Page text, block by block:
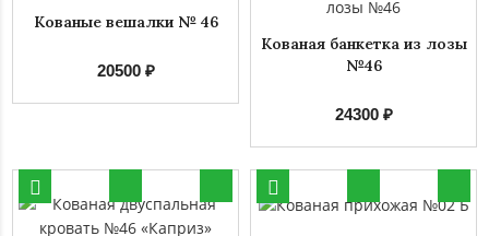
Кованые вешалки № 46
20500 ₽
Кованая банкетка из лозы
№46
24300 ₽